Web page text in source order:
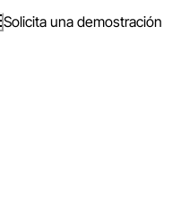
Solicita una demostración